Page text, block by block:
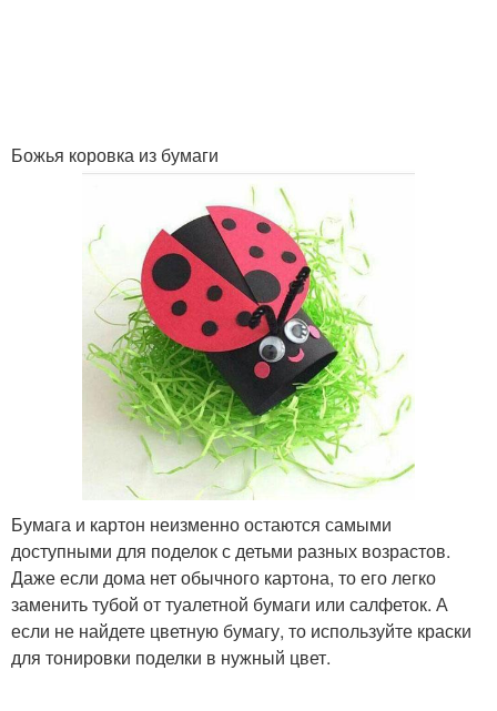
Божья коровка из бумаги
Бумага и картон неизменно остаются самыми
доступными для поделок с детьми разных возрастов.
Даже если дома нет обычного картона, то его легко
заменить тубой от туалетной бумаги или салфеток. А
если не найдете цветную бумагу, то используйте краски
для тонировки поделки в нужный цвет.